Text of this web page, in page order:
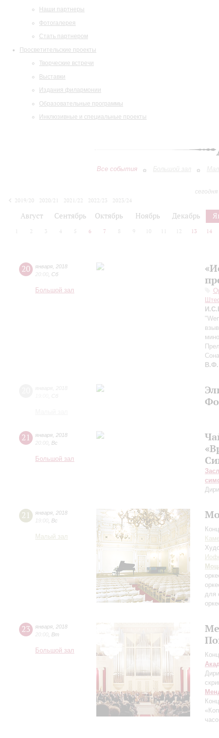
Наши партнеры
Фотогалерея
Стать партнером
Просветительские проекты
Творческие встречи
Выставки
Издания филармонии
Образовательные программы
Инклюзивные и специальные проекты
Все события Большой зал
2019/20
2020/21 2021/22 2022/23
2023/24
Август Сентябрь Октябрь Ноябрь Декабрь
2 3 4 5 6 7 8 9 10 12 13 14
20 января 2018
20:00 Сб
Большой зал
21 января 2018
20:00 Вс
Большой зал
21 января 2018
19:00 Вс
Малый зал
для
23 января 2018
20:00 Вт
Большой зал